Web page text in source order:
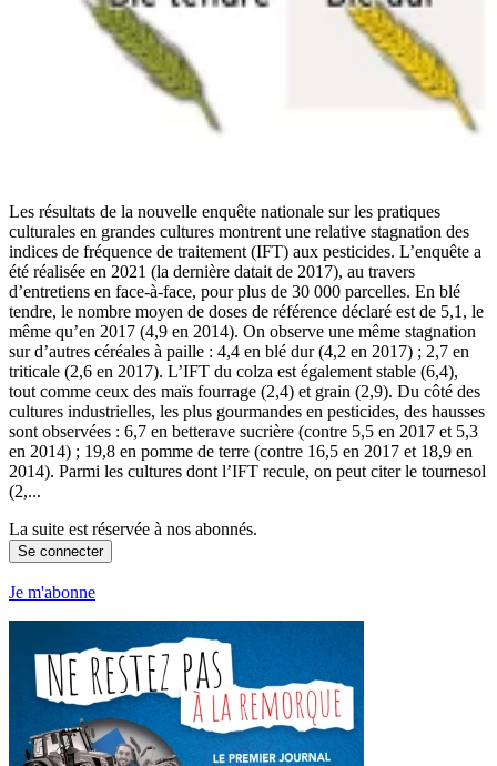
Les résultats de la nouvelle enquête nationale sur les pratiques
culturales en grandes cultures montrent une relative stagnation des
indices de fréquence de traitement (IFT) aux pesticides. L’enquête a
été réalisée en 2021 (la dernière datait de 2017), au travers
d’entretiens en face-à-face, pour plus de 30 000 parcelles. En blé
tendre, le nombre moyen de doses de référence déclaré est de 5,1, le
même qu’en 2017 (4,9 en 2014). On observe une même stagnation
sur d’autres céréales à paille : 4,4 en blé dur (4,2 en 2017) ; 2,7 en
triticale (2,6 en 2017). L’IFT du colza est également stable (6,4),
tout comme ceux des maïs fourrage (2,4) et grain (2,9). Du côté des
cultures industrielles, les plus gourmandes en pesticides, des hausses
sont observées : 6,7 en betterave sucrière (contre 5,5 en 2017 et 5,3
en 2014) ; 19,8 en pomme de terre (contre 16,5 en 2017 et 18,9 en
2014). Parmi les cultures dont l’IFT recule, on peut citer le tournesol
(2,...
La suite est réservée à nos abonnés.
Se connecter
Je m'abonne